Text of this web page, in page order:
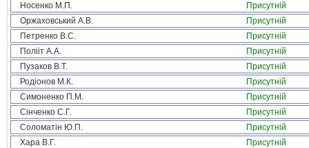
Носенко М.П.
Присутній
Оржаховський А.В.
Присутній
Петренко В.С.
Присутній
Полііт А.А.
Присутній
Пузаков В.Т.
Присутній
Родіонов М.К.
Присутній
Симоненко П.М.
Присутній
Сінченко С.Г.
Присутній
Соломатін Ю.П.
Присутній
Хара В.Г.
Присутній